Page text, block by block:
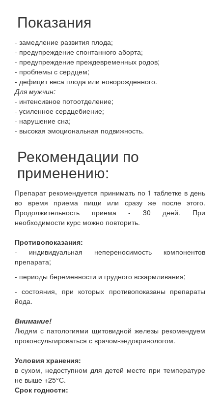
Показания
- замедление развития плода;
- предупреждение спонтанного аборта;
- предупреждение преждевременных родов;
- проблемы с сердцем;
- дефицит веса плода или новорожденного.
Для мужчин:
- интенсивное потоотделение;
- усиленное сердцебиение;
- нарушение сна;
- высокая эмоциональная подвижность.
Рекомендации по
применению:
Препарат рекомендуется принимать по 1 таблетке в день
во время приема пищи или сразу же после этого.
Продолжительность приема - 30 дней. При
необходимости курс можно повторить.
Противопоказания:
- индивидуальная непереносимость компонентов
препарата;
- периоды беременности и грудного вскармливания;
- состояния, при которых противопоказаны препараты
йода.
Внимание!
Людям с патологиями щитовидной железы рекомендуем
проконсультироваться с врачом-эндокринологом.
Условия хранения:
в сухом, недоступном для детей месте при температуре
не выше +25°С.
Срок годности: